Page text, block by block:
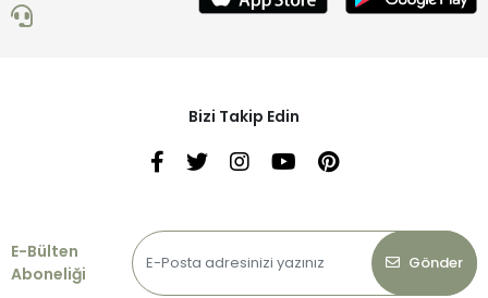
Bizi Takip Edin
E-Bülten
Aboneliği
Gönder